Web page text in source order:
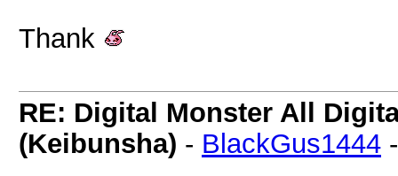
Thank
RE: Digital Monster All
(Keibunsha) - BlackGus1444